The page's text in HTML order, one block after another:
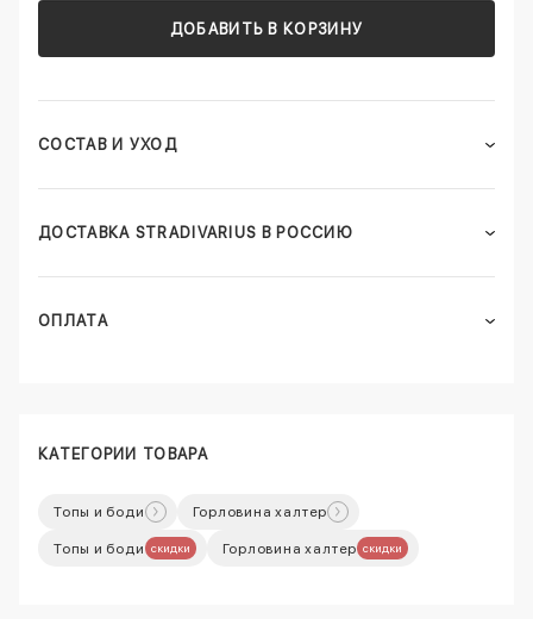
ДОБАВИТЬ В КОРЗИНУ
СОСТАВ И УХОД
ДОСТАВКА STRADIVARIUS В РОССИЮ
ОПЛАТА
КАТЕГОРИИ ТОВАРА
Топы и боди Горловина халтер
Топы и боди скидки Горловина халтер скидки